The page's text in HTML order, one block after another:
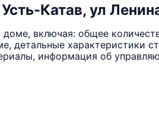
Катав, ул
включая: общее
детальные характеристики
информация об